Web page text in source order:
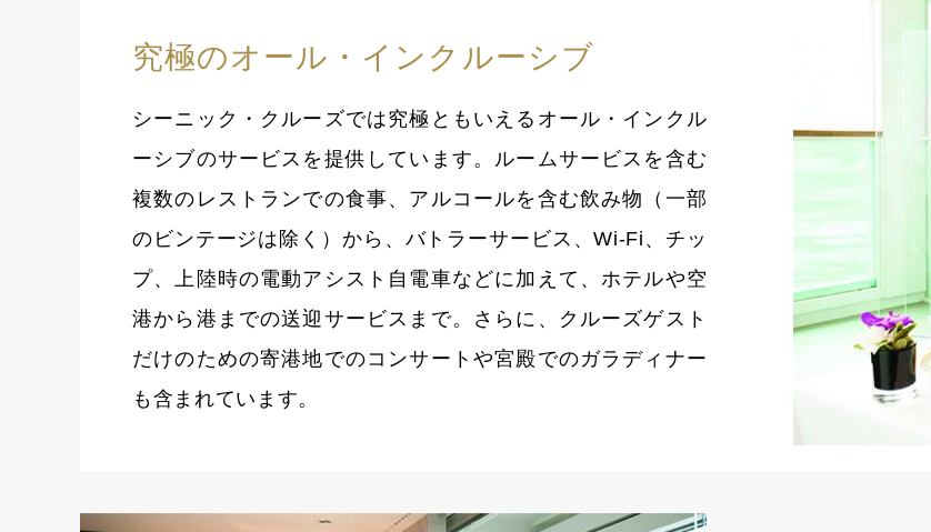
究極のオール・インクルーシブ
シーニック・クルーズでは究極ともいえるオール・インクル
ーシブのサービスを提供しています。ルームサービスを含む
複数のレストランでの食事、アルコールを含む飲み物（一部
のビンテージは除く）から、バトラーサービス、Wi-Fi、チッ
プ、上陸時の電動アシスト自電車などに加えて、ホテルや空
港から港までの送迎サービスまで。さらに、クルーズゲスト
だけのための寄港地でのコンサートや宮殿でのガラディナー
も含まれています。